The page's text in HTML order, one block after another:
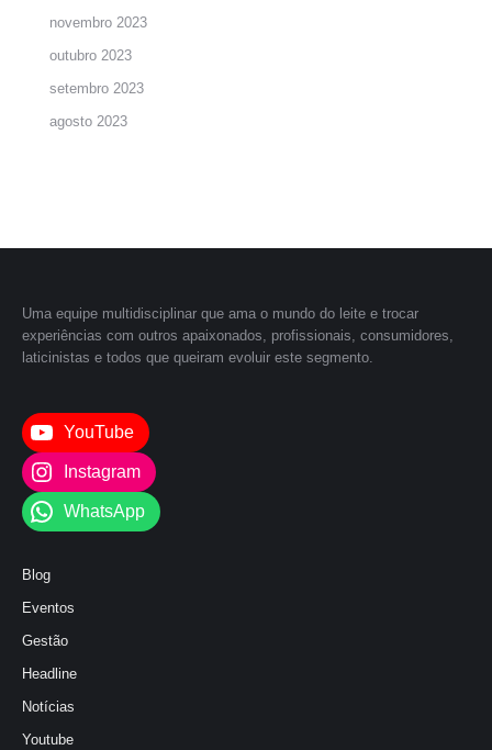
novembro 2023
outubro 2023
setembro 2023
agosto 2023
Uma equipe multidisciplinar que ama o mundo do leite e trocar
experiências com outros apaixonados, profissionais, consumidores,
laticinistas e todos que queiram evoluir este segmento.
YouTube
Instagram
WhatsApp
Blog
Eventos
Gestão
Headline
Notícias
Youtube